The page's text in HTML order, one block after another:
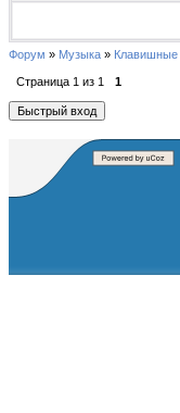
Форум » Музыка » Клавишные
Страница 1 из 1 1